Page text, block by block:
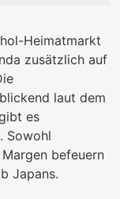
Heimatmarkt
zusätzlich auf
laut dem
es
Sowohl
befeuern
Japans.